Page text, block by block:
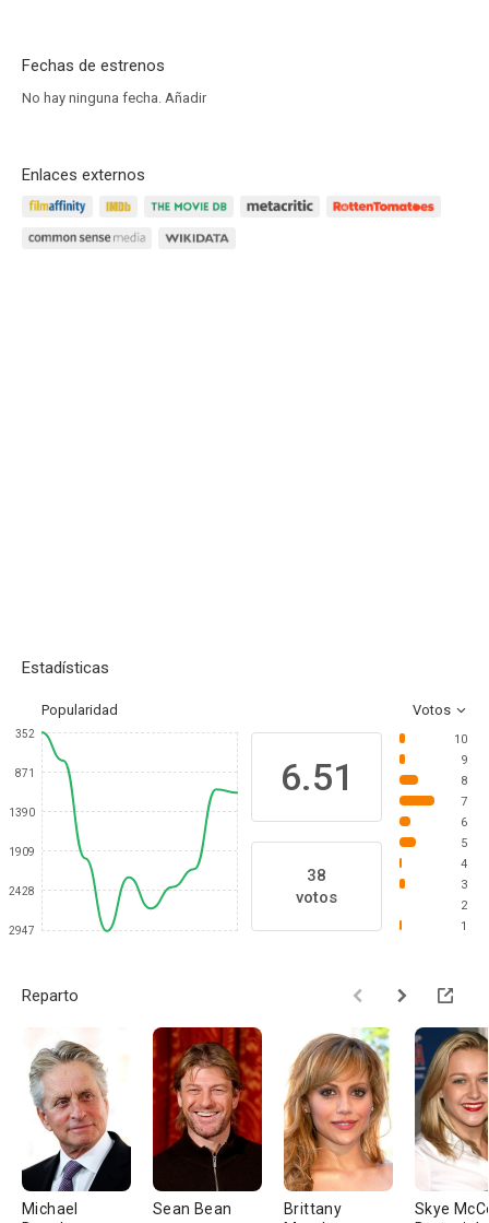
Fechas de estrenos
No hay ninguna fecha. Añadir
Enlaces externos
Estadísticas
Popularidad Votos
352
871
1390
1909
2428
2947
6.51
38
votos
10
9
8
7
6
5
4
3
2
1
Reparto
Michael
Sean Bean
Brittany
Skye